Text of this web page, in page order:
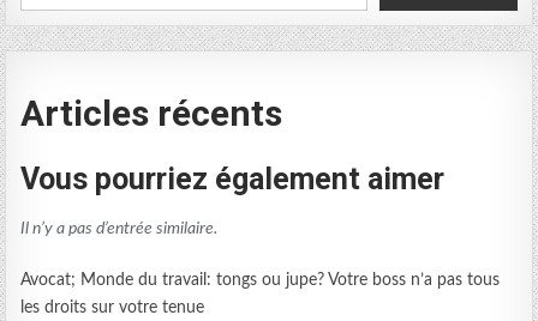
Articles récents
Vous pourriez également aimer
Il n’y a pas d’entrée similaire.
Avocat; Monde du travail: tongs ou jupe? Votre boss n’a pas tous
les droits sur votre tenue